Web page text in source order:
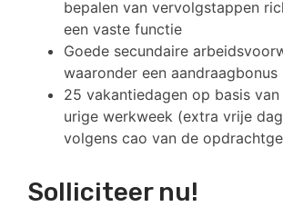
bepalen van vervolgstappen
een vaste functie
Goede secundaire
waaronder een aandraagbonus
25 vakantiedagen op basis
urige werkweek (extra vrije
volgens cao van de
Solliciteer nu!